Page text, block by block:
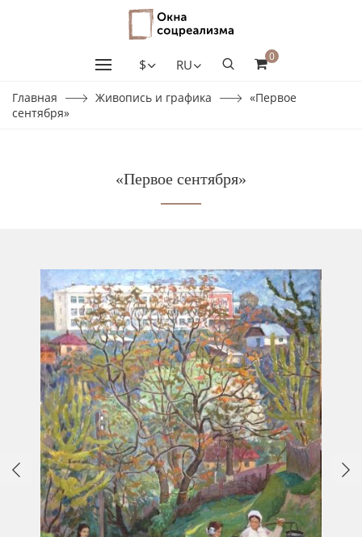
$ RU
0
Главная Живопись и графика
«Первое
сентября»
«Первое сентября»